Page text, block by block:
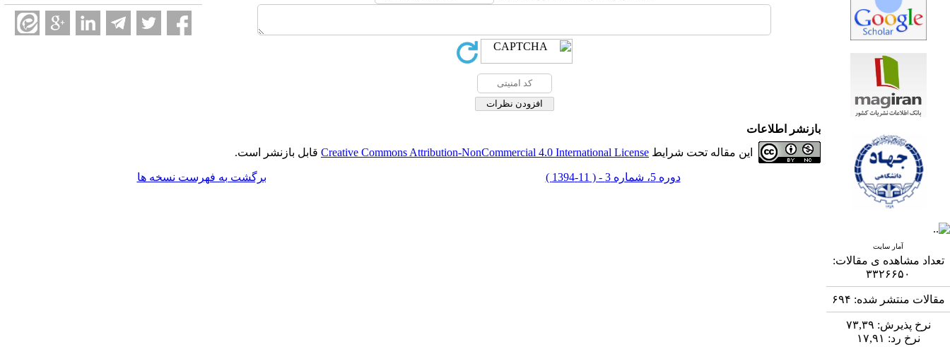
آمار سایت
تعداد مشاهده ی مقالات:
۳۳۲۶۶۵۰
مقالات منتشر شده: ۶۹۴
نرخ پذیرش: ۷۳,۳۹
نرخ رد: ۱۷,۹۱
بازنشر اطلاعات
این مقاله تحت شرایط Creative Commons Attribution-NonCommercial 4.0 International License قابل بازنشر است.
دوره 5، شماره 3 - ( 11-1394 ) برگشت به فهرست نسخه ها